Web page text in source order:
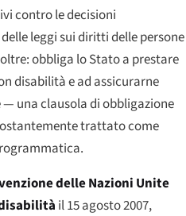
contro le decisioni
leggi sui diritti delle persone
obbliga lo Stato a prestare
disabilità e ad assicurarne
una clausola di obbligazione
trattato come
delle Nazioni Unite
il 15 agosto 2007,